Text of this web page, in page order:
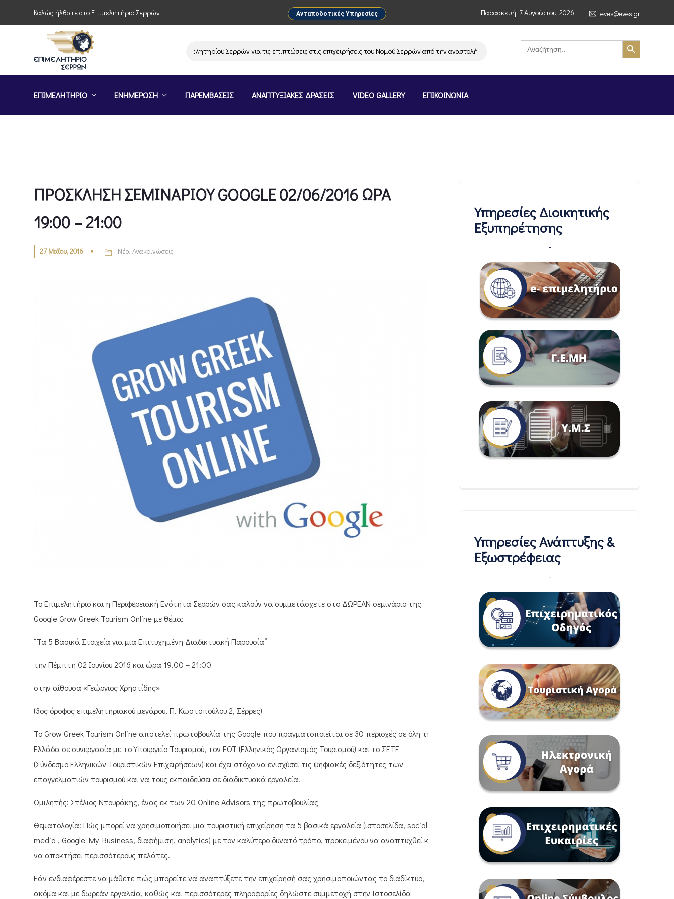
Καλώς ήλθατε στο Επιμελητήριο Σερρών Ανταποδοτικές Υπηρεσίες Παρασκευή, 7 Αυγούστου, 2026 eves@eves.gr
Παρέμβαση του Επιμελητηρίου Σερρών για τις επιπτώσεις στις επιχειρήσεις του Νομού Σερρών από την αναστολή λειτουργίας της αλυσίδας σούπερ μάρκετ MERE στην Ελλάδα –
Search
for:
Search Button
ΕΠΙΜΕΛΗΤΗΡΙΟ ΕΝΗΜΕΡΩΣΗ ΠΑΡΕΜΒΑΣΕΙΣ ΑΝΑΠΤΥΞΙΑΚΕΣ ΔΡΑΣΕΙΣ VIDEO GALLERY ΕΠΙΚΟΙΝΩΝΙΑ
ΠΡΟΣΚΛΗΣΗ ΣΕΜΙΝΑΡΙΟΥ GOOGLE 02/06/2016 ΩΡΑ
19:00 – 21:00
27 Μαΐου, 2016 Νέα-Ανακοινώσεις
Το Επιμελητήριο και η Περιφερειακή Ενότητα Σερρών σας καλούν να συμμετάσχετε στο ΔΩΡΕΑΝ σεμινάριο της
Google Grow Greek Tourism Online με θέμα:
“Τα 5 Βασικά Στοιχεία για μια Επιτυχημένη Διαδικτυακή Παρουσία”
την Πέμπτη 02 Ιουνίου 2016 και ώρα 19.00 – 21:00
στην αίθουσα «Γεώργιος Χρηστίδης»
(3ος όροφος επιμελητηριακού μεγάρου, Π. Κωστοπούλου 2, Σέρρες)
Το Grow Greek Tourism Online αποτελεί πρωτοβουλία της Google που πραγματοποιείται σε 30 περιοχές σε όλη την
Ελλάδα σε συνεργασία με το Υπουργείο Τουρισμού, τον ΕΟΤ (Ελληνικός Οργανισμός Τουρισμού) και το ΣΕΤΕ
(Σύνδεσμο Ελληνικών Τουριστικών Επιχειρήσεων) και έχει στόχο να ενισχύσει τις ψηφιακές δεξιότητες των
επαγγελματιών τουρισμού και να τους εκπαιδεύσει σε διαδικτυακά εργαλεία.
Ομιλητής: Στέλιος Ντουράκης, ένας εκ των 20 Online Advisors της πρωτοβουλίας
Θεματολογία: Πώς μπορεί να χρησιμοποιήσει μια τουριστική επιχείρηση τα 5 βασικά εργαλεία (ιστοσελίδα, social
media , Google My Business, διαφήμιση, analytics) με τον καλύτερο δυνατό τρόπο, προκειμένου να αναπτυχθεί και
να αποκτήσει περισσότερους πελάτες.
Εάν ενδιαφέρεστε να μάθετε πώς μπορείτε να αναπτύξετε την επιχείρησή σας χρησιμοποιώντας το διαδίκτυο,
ακόμα και με δωρεάν εργαλεία, καθώς και περισσότερες πληροφορίες δηλώστε συμμετοχή στην Ιστοσελίδα
Υπηρεσίες Διοικητικής
Εξυπηρέτησης
-
Υπηρεσίες Ανάπτυξης &
Εξωστρέφειας
-